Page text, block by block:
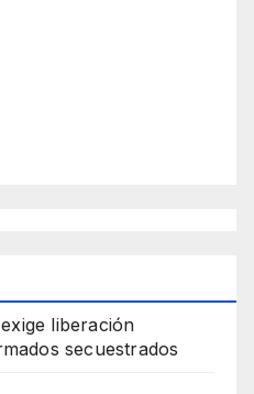
liberación
secuestrados